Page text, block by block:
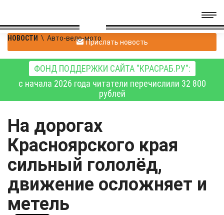
НОВОСТИ \ Авто-вело-мотоПрислать новость
ФОНД ПОДДЕРЖКИ САЙТА "КРАСРАБ.РУ":
с начала 2026 года читатели перечислили 32 800
рублей
На дорогах
Красноярского края
сильный гололёд,
движение осложняет и
метель